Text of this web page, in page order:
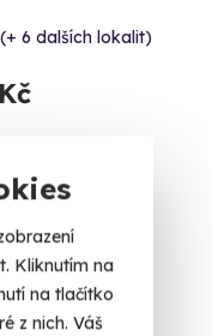
Kliknutím na
na tlačítko
z nich. Váš
6 dalších lokalit)